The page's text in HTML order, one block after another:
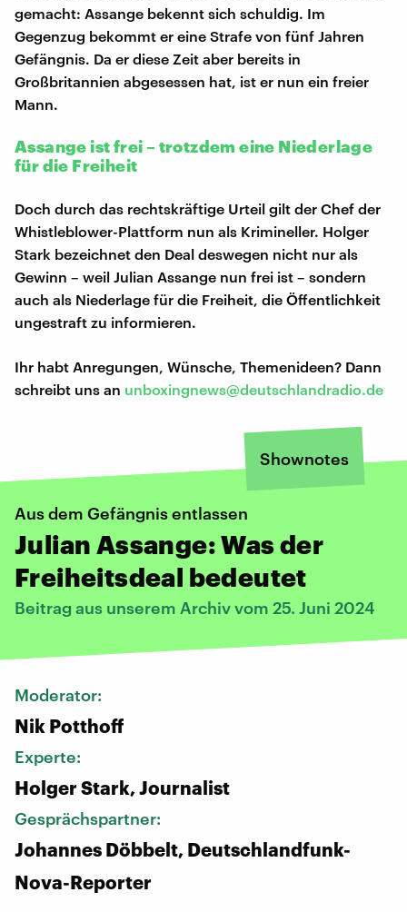
gemacht: Assange bekennt sich schuldig. Im
Gegenzug bekommt er eine Strafe von fünf Jahren
Gefängnis. Da er diese Zeit aber bereits in
Großbritannien abgesessen hat, ist er nun ein freier
Mann.
Assange ist frei – trotzdem eine Niederlage
für die Freiheit
Doch durch das rechtskräftige Urteil gilt der Chef der
Whistleblower-Plattform nun als Krimineller. Holger
Stark bezeichnet den Deal deswegen nicht nur als
Gewinn – weil Julian Assange nun frei ist – sondern
auch als Niederlage für die Freiheit, die Öffentlichkeit
ungestraft zu informieren.
Ihr habt Anregungen, Wünsche, Themenideen? Dann
schreibt uns an unboxingnews@deutschlandradio.de
Shownotes
Aus dem Gefängnis entlassen
Julian Assange: Was der
Freiheitsdeal bedeutet
Beitrag aus unserem Archiv vom 25. Juni 2024
Moderator:
Nik Potthoff
Experte:
Holger Stark, Journalist
Gesprächspartner:
Johannes Döbbelt, Deutschlandfunk-
Nova-Reporter